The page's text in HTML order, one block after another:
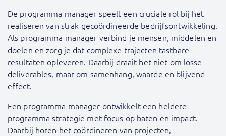
De programma manager speelt een cruciale rol bij het
realiseren van strak gecoördineerde bedrijfsontwikkeling.
Als programma manager verbind je mensen, middelen en
doelen en zorg je dat complexe trajecten tastbare
resultaten opleveren. Daarbij draait het niet om losse
deliverables, maar om samenhang, waarde en blijvend
effect.
Een programma manager ontwikkelt een heldere
programma strategie met focus op baten en impact.
Daarbij horen het coördineren van projecten,